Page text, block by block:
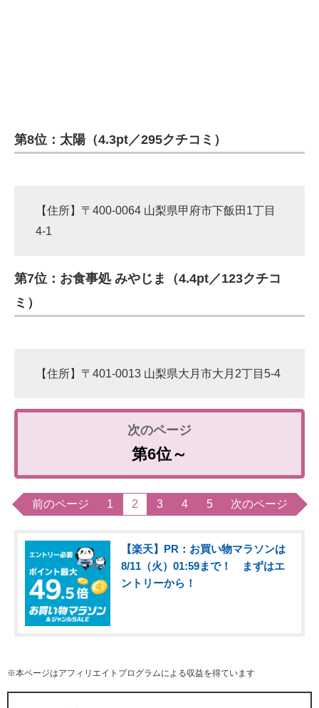
第8位：太陽（4.3pt／295クチコミ）
【住所】〒400-0064 山梨県甲府市下飯田1丁目
4-1
第7位：お食事処 みやじま（4.4pt／123クチコ
ミ）
【住所】〒401-0013 山梨県大月市大月2丁目5-4
第6位～
前のページ 1 2 3 4 5 次のページ
【楽天】PR：お買い物マラソンは
8/11（火）01:59まで！ まずはエ
ントリーから！
※本ページはアフィリエイトプログラムによる収益を得ています